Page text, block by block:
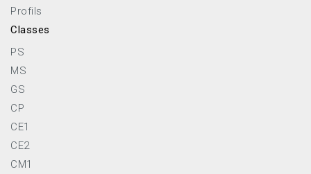
Profils
Classes
PS
MS
GS
CP
CE1
CE2
CM1